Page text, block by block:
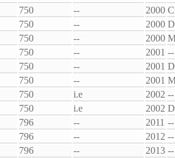
750 -- 2000
750 -- 2000
750 -- 2000
750 -- 2001 --
750 -- 2001
750 -- 2001
750 i.e 2002 --
750 i.e 2002
796 -- 2011 --
796 -- 2012 --
796 -- 2013 --